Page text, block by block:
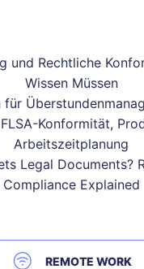
und Rechtliche
Wissen Müssen
für
Konformität,
Arbeitszeitplanung
Legal Documents?
Compliance Explained
REMOTE WORK